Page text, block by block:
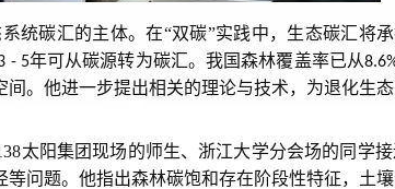
统碳汇的主体。在“双碳”实践中，生态碳汇将承
- 5年可从碳源转为碳汇。我国森林覆盖率已从
。 他进一步提出相关的理论与技术，为退化生
太阳集团现场的师生、浙江大学分会场的同学
问题。 他指出森林碳饱和存在阶段性特征，土